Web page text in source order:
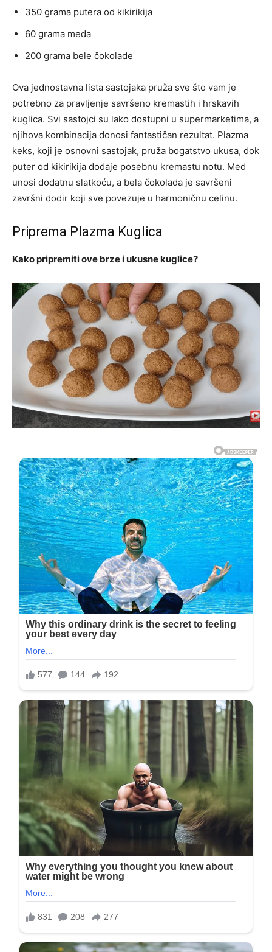
350 grama putera od kikirikija
60 grama meda
200 grama bele čokolade
Ova jednostavna lista sastojaka pruža sve što vam je
potrebno za pravljenje savršeno kremastih i hrskavih
kuglica. Svi sastojci su lako dostupni u supermarketima, a
njihova kombinacija donosi fantastičan rezultat. Plazma
keks, koji je osnovni sastojak, pruža bogatstvo ukusa, dok
puter od kikirikija dodaje posebnu kremastu notu. Med
unosi dodatnu slatkoću, a bela čokolada je savršeni
završni dodir koji sve povezuje u harmoničnu celinu.
Priprema Plazma Kuglica
Kako pripremiti ove brze i ukusne kuglice?